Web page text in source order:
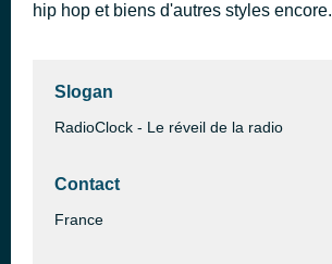
Il Est Libre Max
hip hop et biens d'autres styles encore.
Slogan
RadioClock - Le réveil de la radio
Contact
France